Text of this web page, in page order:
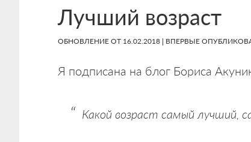
Лучший возраст
ОБНОВЛЕНИЕ ОТ 16.02.2018 | ВПЕРВЫЕ
Я подписана на блог Бориса
Какой возраст самый лучший,